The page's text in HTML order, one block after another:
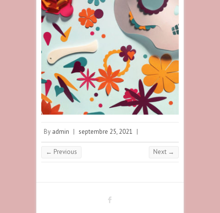
By admin | septembre 25, 2021 |
← Previous Next →